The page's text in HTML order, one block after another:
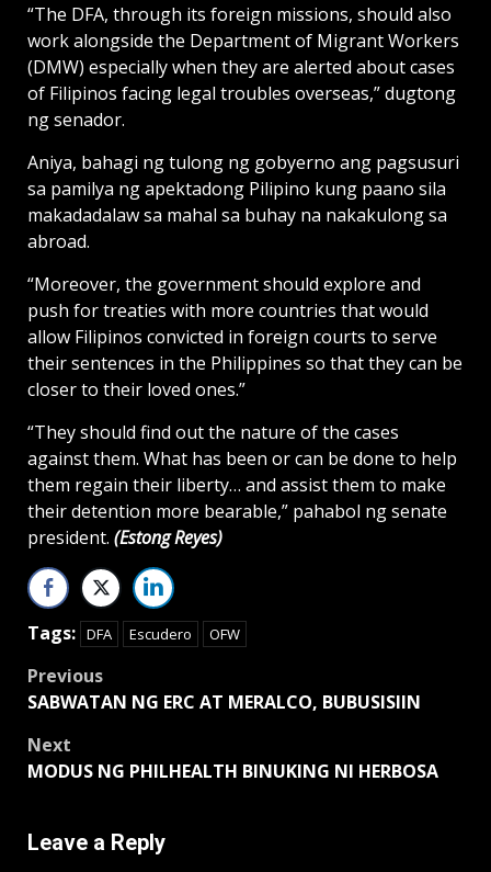
“The DFA, through its foreign missions, should also
work alongside the Department of Migrant Workers
(DMW) especially when they are alerted about cases
of Filipinos facing legal troubles overseas,” dugtong
ng senador.
Aniya, bahagi ng tulong ng gobyerno ang pagsusuri
sa pamilya ng apektadong Pilipino kung paano sila
makadadalaw sa mahal sa buhay na nakakulong sa
abroad.
“Moreover, the government should explore and
push for treaties with more countries that would
allow Filipinos convicted in foreign courts to serve
their sentences in the Philippines so that they can be
closer to their loved ones.”
“They should find out the nature of the cases
against them. What has been or can be done to help
them regain their liberty… and assist them to make
their detention more bearable,” pahabol ng senate
president. (Estong Reyes)
Tags: DFA Escudero OFW
Post
Previous
SABWATAN NG ERC AT MERALCO, BUBUSISIIN
Next
MODUS NG PHILHEALTH BINUKING NI HERBOSA
Leave a Reply